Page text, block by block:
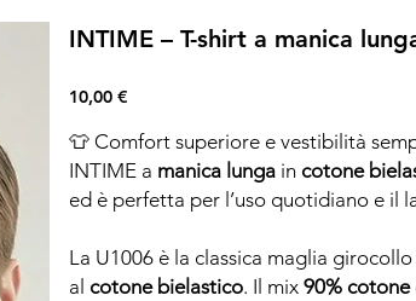
INTIME – T-shirt a manica
Prezzo
10,00 €
👕 Comfort superiore e vestibilità
INTIME a manica lunga in cotone
ed è perfetta per l’uso quotidiano e il
La U1006 è la classica maglia
al cotone bielastico. Il mix 90% cotone